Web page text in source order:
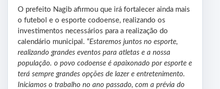
O prefeito Nagib afirmou que irá fortalecer ainda mais
o futebol e o esporte codoense, realizando os
investimentos necessários para a realização do
calendário municipal. “Estaremos juntos no esporte,
realizando grandes eventos para atletas e a nossa
população. o povo codoense é apaixonado por esporte e
terá sempre grandes opções de lazer e entretenimento.
Iniciamos o trabalho no ano passado, com a prévia do